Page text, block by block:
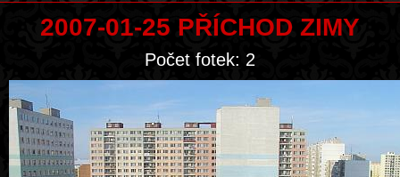
2007-01-25 PŘÍCHOD ZIMY
Počet fotek: 2